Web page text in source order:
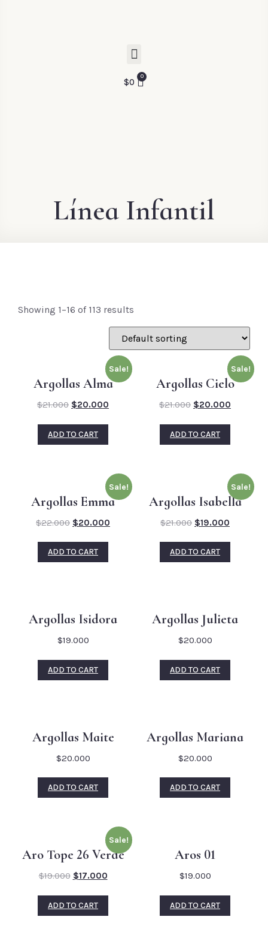
$0
Línea Infantil
Showing 1–16 of 113 results
Sale!
Argollas Alma
$21.000 $20.000
ADD TO CART
Sale!
Argollas Cielo
$21.000 $20.000
ADD TO CART
Sale!
Argollas Emma
$22.000 $20.000
ADD TO CART
Sale!
Argollas Isabella
$21.000 $19.000
ADD TO CART
Argollas Isidora
$19.000
ADD TO CART
Argollas Julieta
$20.000
ADD TO CART
Argollas Maite
$20.000
ADD TO CART
Argollas Mariana
$20.000
ADD TO CART
Sale!
Aro Tope 26 Verde
$19.000 $17.000
ADD TO CART
Aros 01
$19.000
ADD TO CART